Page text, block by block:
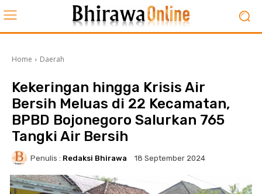
Home Daerah
Kekeringan hingga Krisis Air
Bersih Meluas di 22 Kecamatan,
BPBD Bojonegoro Salurkan 765
Tangki Air Bersih
Penulis : Redaksi Bhirawa 18 September 2024